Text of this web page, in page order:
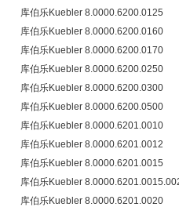
库伯乐Kuebler 8.0000.6200.0125
库伯乐Kuebler 8.0000.6200.0160
库伯乐Kuebler 8.0000.6200.0170
库伯乐Kuebler 8.0000.6200.0250
库伯乐Kuebler 8.0000.6200.0300
库伯乐Kuebler 8.0000.6200.0500
库伯乐Kuebler 8.0000.6201.0010
库伯乐Kuebler 8.0000.6201.0012
库伯乐Kuebler 8.0000.6201.0015
库伯乐Kuebler
库伯乐Kuebler 8.0000.6201.0020